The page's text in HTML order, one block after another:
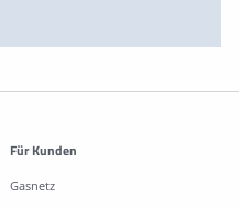
Für Kunden
Gasnetz